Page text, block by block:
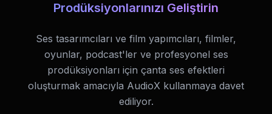
Prodüksiyonlarınızı Geliştirin
Ses tasarımcıları ve film yapımcıları, filmler,
oyunlar, podcast'ler ve profesyonel ses
prodüksiyonları için çanta ses efektleri
oluşturmak amacıyla AudioX kullanmaya davet
ediliyor.